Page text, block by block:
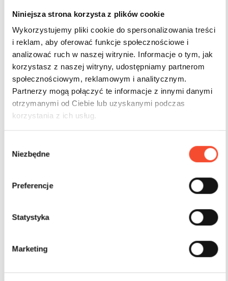
Niniejsza strona korzysta z plików cookie
Wykorzystujemy pliki cookie do spersonalizowania treści
i reklam, aby oferować funkcje społecznościowe i
analizować ruch w naszej witrynie. Informacje o tym, jak
korzystasz z naszej witryny, udostępniamy partnerom
społecznościowym, reklamowym i analitycznym.
Partnerzy mogą połączyć te informacje z innymi danymi
otrzymanymi od Ciebie lub uzyskanymi podczas
korzystania z ich usług.
Niezbędne
Preferencje
Statystyka
Marketing
Inne produkty z tej serii
14+ años 17,0 m2 140 kg usuarios